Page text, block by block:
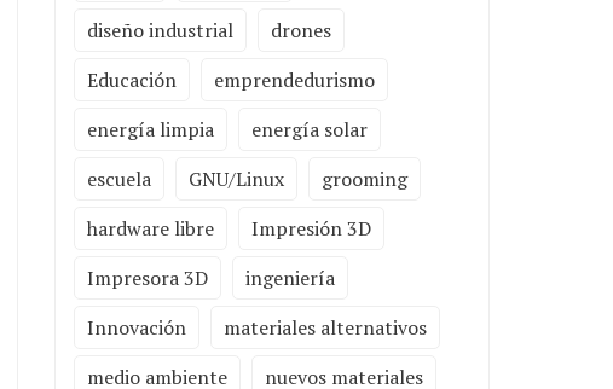
diseño industrial
drones
Educación
emprendedurismo
energía limpia
energía solar
escuela
GNU/Linux
grooming
hardware libre
Impresión 3D
Impresora 3D
ingeniería
Innovación
materiales alternativos
medio ambiente
nuevos materiales